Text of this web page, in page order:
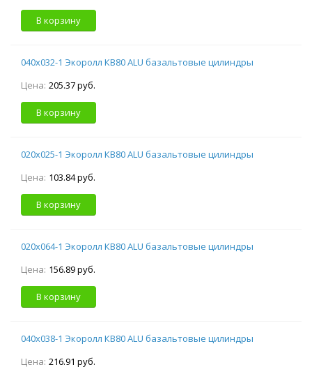
В корзину
040х032-1 Экоролл КВ80 ALU базальтовые цилиндры
Цена: 205.37 руб.
В корзину
020х025-1 Экоролл КВ80 ALU базальтовые цилиндры
Цена: 103.84 руб.
В корзину
020х064-1 Экоролл КВ80 ALU базальтовые цилиндры
Цена: 156.89 руб.
В корзину
040х038-1 Экоролл КВ80 ALU базальтовые цилиндры
Цена: 216.91 руб.